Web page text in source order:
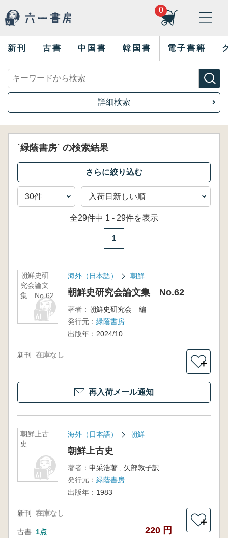
0
新刊 古書 中国書 韓国書 電子書籍
詳細検索
`緑蔭書房` の検索結果
全29件中 1 - 29件を表示
1
朝鮮史研
究会論文
集 No.62
海外（日本語） 朝鮮
朝鮮史研究会論文集 No.62
著者： 朝鮮史研究会 編
発行元： 緑蔭書房
出版年： 2024/10
新刊 在庫なし
＋
再入荷メール通知
朝鮮上古
史
海外（日本語） 朝鮮
朝鮮上古史
著者： 申采浩著 ; 矢部敦子訳
発行元： 緑蔭書房
出版年： 1983
新刊 在庫なし
古書 1点 220 円
＋